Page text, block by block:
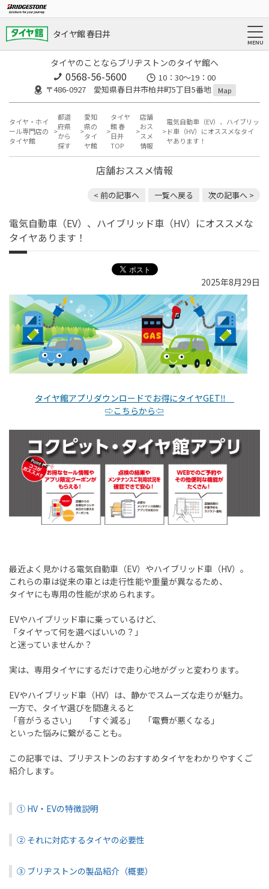
タイヤ館 春日井
タイヤのことならブリヂストンのタイヤ館へ
0568-56-5600
10：30～19：00
〒486-0927 愛知県春日井市柏井町5丁目5番地
Map
タイヤ・ホイ
ール専門店の
タイヤ館
都道
府県
から
探す
愛知
県の
タイ
ヤ館
タイヤ
館 春
日井
TOP
店舗
おス
スメ
情報
電気自動車（EV）、ハイブリッ
ド車（HV）にオススメなタイ
ヤあります！
店舗おススメ情報
< 前の記事へ 一覧へ戻る 次の記事へ >
電気自動車（EV）、ハイブリッド車（HV）にオススメな
タイヤあります！
2025年8月29日
タイヤ館アプリダウンロードでお得にタイヤGET‼
⇨こちらから⇦
最近よく見かける電気自動車（EV）やハイブリッド車（HV）。
これらの車は従来の車とは走行性能や重量が異なるため、
タイヤにも専用の性能が求められます。
EVやハイブリッド車に乗っているけど、
「タイヤって何を選べばいいの？」
と迷っていませんか？
実は、専用タイヤにするだけで走り心地がグッと変わります。
EVやハイブリッド車（HV）は、静かでスムーズな走りが魅力。
一方で、タイヤ選びを間違えると
「音がうるさい」 「すぐ減る」 「電費が悪くなる」
といった悩みに繋がることも。
この記事では、ブリヂストンのおすすめタイヤをわかりやすくご
紹介します。
① HV・EVの特徴説明
② それに対応するタイヤの必要性
③ ブリヂストンの製品紹介（概要）